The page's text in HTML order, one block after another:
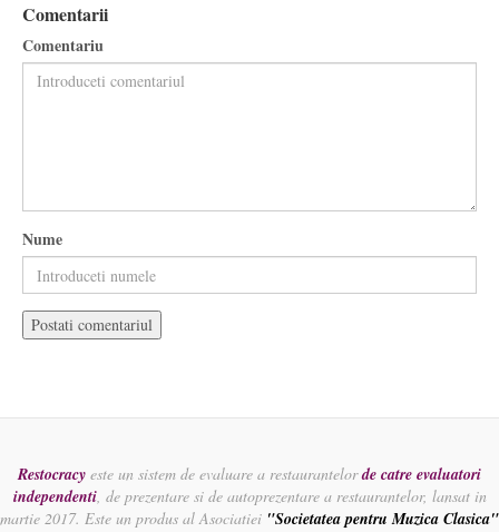
Comentarii
Comentariu
Nume
Restocracy este un sistem de evaluare a restaurantelorde catre evaluatori
independenti, de prezentare si de autoprezentare a restaurantelor, lansat in
martie 2017. Este un produs al Asociatiei "Societatea pentru Muzica Clasica"